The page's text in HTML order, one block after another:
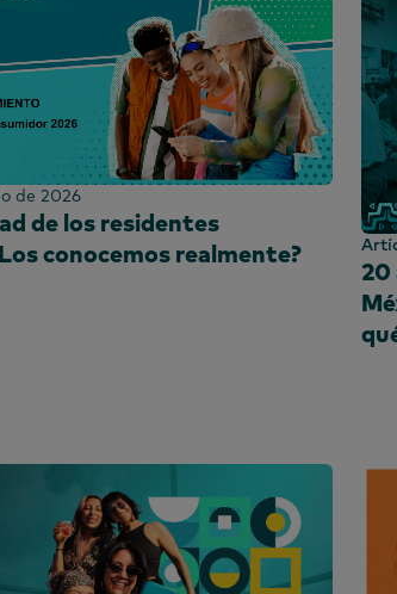
de 2026
de los residentes
conocemos realmente?
20